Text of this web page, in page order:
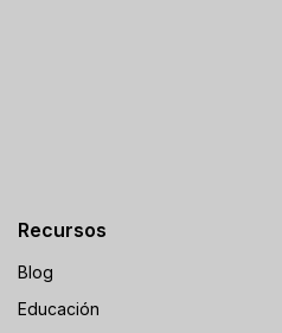
Recursos
Blog
Educación